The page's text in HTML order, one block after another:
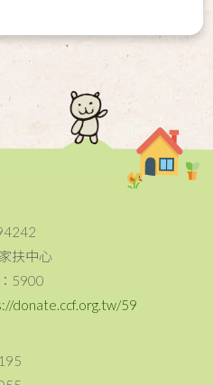
扶中心
5900
donate.ccf.org.tw/59